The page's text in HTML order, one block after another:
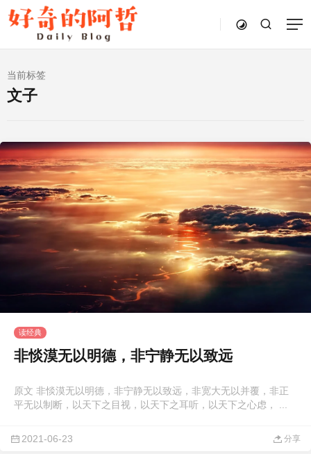
当前标签
文子
读经典
非惔漠无以明德，非宁静无以致远
原文 非惔漠无以明德，非宁静无以致远，非宽大无以并覆，非正
平无以制断，以天下之目视，以天下之耳听，以天下之心虑， ...
2021-06-23 分享